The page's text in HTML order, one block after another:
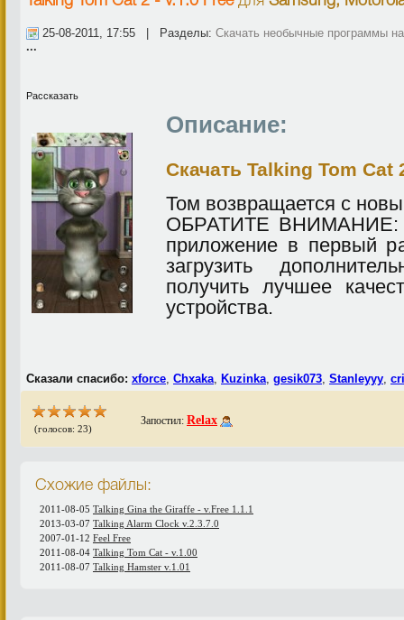
25-08-2011, 17:55 | Разделы: Скачать необычные программы
...
Рассказать
Описание:
Скачать Talking Tom Cat
Том возвращается с
ОБРАТИТЕ ВНИМАНИЕ:
приложение в первый
загрузить
получить лучшее
устройства.
Сказали спасибо: xforce, Chxaka, Kuzinka, gesik073, Stanleyyy,
(голосов: 23)
Запостил: Relax
Схожие файлы:
2011-08-05 Talking Gina the Giraffe - v.Free 1.1.1
2013-03-07 Talking Alarm Clock v.2.3.7.0
2007-01-12 Feel Free
2011-08-04 Talking Tom Cat - v.1.00
2011-08-07 Talking Hamster v.1.01